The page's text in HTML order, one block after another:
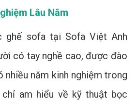
Lâu Năm
ghế sofa tại Sofa Việt Anh
có tay nghề cao, được đào
nhiều năm kinh nghiệm trong
chỉ am hiểu về kỹ thuật bọc